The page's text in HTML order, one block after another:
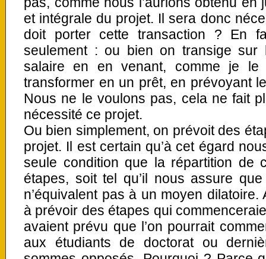
et intégrale du projet. Il sera donc
doit porter cette transaction ? En
seulement : ou bien on transige sur
salaire en en venant, comme je
transformer en un prêt, en prévoyant
Nous ne le voulons pas, cela ne fait
nécessité ce projet.
Ou bien simplement, on prévoit des
projet. Il est certain qu’à cet égard
seule condition que la répartition de
étapes, soit tel qu’il nous assure
n’équivalent pas à un moyen
à prévoir des étapes qui
avaient prévu que l’on pourrait
aux étudiants de doctorat ou